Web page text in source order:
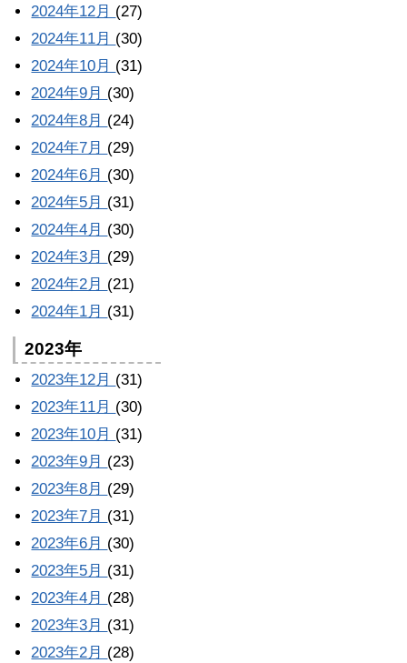
2024年12月 (27)
2024年11月 (30)
2024年10月 (31)
2024年9月 (30)
2024年8月 (24)
2024年7月 (29)
2024年6月 (30)
2024年5月 (31)
2024年4月 (30)
2024年3月 (29)
2024年2月 (21)
2024年1月 (31)
2023年
2023年12月 (31)
2023年11月 (30)
2023年10月 (31)
2023年9月 (23)
2023年8月 (29)
2023年7月 (31)
2023年6月 (30)
2023年5月 (31)
2023年4月 (28)
2023年3月 (31)
2023年2月 (28)